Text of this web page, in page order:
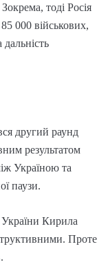
тоді Росія
000 військових,
другий раунд
результатом
Україною та
паузи.
України Кирила
Проте